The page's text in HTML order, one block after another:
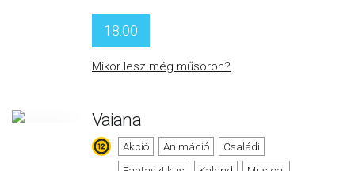
18:00
Mikor lesz még műsoron?
Vaiana
Akció Animáció
Családi